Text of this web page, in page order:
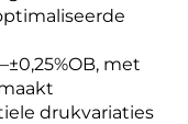
met
drukvariaties